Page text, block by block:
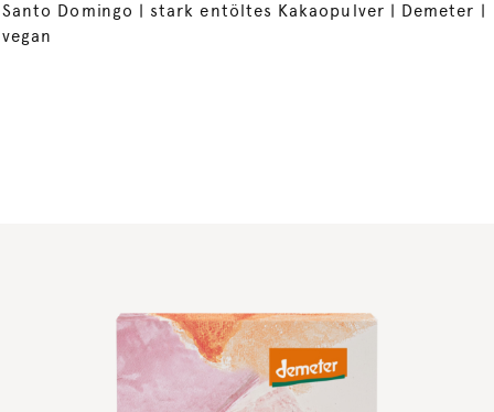
Santo Domingo | stark entöltes Kakaopulver | Demeter |
vegan